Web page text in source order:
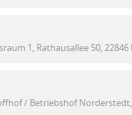
1, Rathausallee 50,
/ Betriebshof